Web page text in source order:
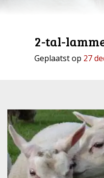
2-tal-
Geplaatst op 27